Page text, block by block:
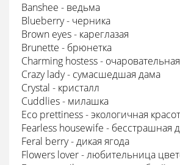
Banshee - ведьма
Blueberry - черника
Brown eyes - кареглазая
Brunette - брюнетка
Charming hostess -
Crazy lady - сумасшедшая дама
Crystal - кристалл
Cuddlies - милашка
Eco prettiness - экологичная
Fearless housewife - бесстрашная
Feral berry - дикая ягода
Flowers lover - любительница